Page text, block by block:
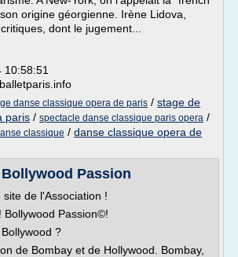
origine géorgienne. Irène Lidova,
dont le jugement...
10:58:51
danse classique opera de paris / stage de
paris / spectacle danse classique paris opera /
classique / danse classique opera de
Passion
de l'Association !
Bollywood Passion©!
?
de Bombay et de Hollywood. Bombay,